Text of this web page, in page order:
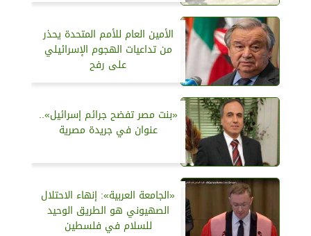
الأمين العام للأمم المتحدة يحذر
من تداعيات الهجوم الإسرائيلي
على رفح
«بنت مصر تفضح جرائم إسرائيل»..
عنوان في جريدة مصرية
«الجامعة العربية»: إنهاء الاحتلال
الصهيوني هو الطريق الوحيد
للسلام في فلسطين